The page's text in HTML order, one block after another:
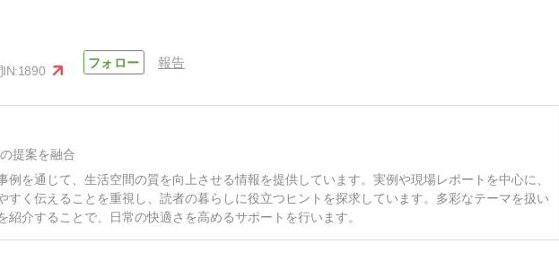
IN:1890
報告
提案を融合
例を通じて、生活空間の質を向上させる情報を提供しています。実例や現場レポートを中心に、
すく伝えることを重視し、読者の暮らしに役立つヒントを探求しています。多彩なテーマを扱い
紹介することで、日常の快適さを高めるサポートを行います。